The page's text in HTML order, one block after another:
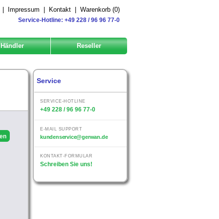
Impressum Kontakt Warenkorb (0)
Service-Hotline: +49 228 / 96 96 77-0
Händler Reseller
Service
SERVICE-HOTLINE
+49 228 / 96 96 77-0
E-MAIL SUPPORT
kundenservice@gerwan.de
KONTAKT-FORMULAR
Schreiben Sie uns!